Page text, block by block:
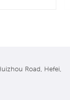
Road, Hefei,